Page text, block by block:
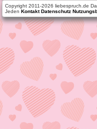
Copyright 2011-2026 liebespruch.de
JedenKontakt Datenschutz